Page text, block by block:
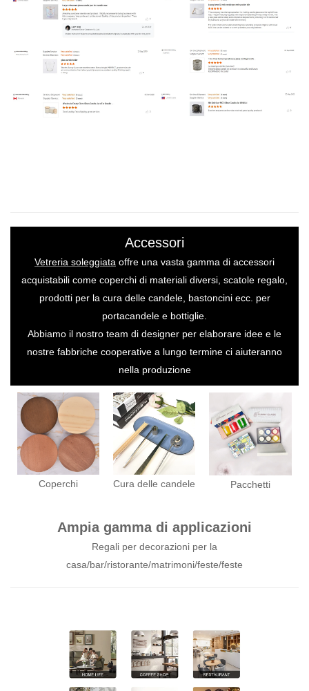
Accessori
Vetreria soleggiata offre una vasta gamma di accessori
acquistabili come coperchi di materiali diversi, scatole regalo,
prodotti per la cura delle candele, bastoncini ecc. per
portacandele e bottiglie.
Abbiamo il nostro team di designer per elaborare idee e le
nostre fabbriche cooperative a lungo termine ci aiuteranno
nella produzione
Coperchi Cura delle candele Pacchetti
Ampia gamma di applicazioni
Regali per decorazioni per la
casa/bar/ristorante/matrimoni/feste/feste